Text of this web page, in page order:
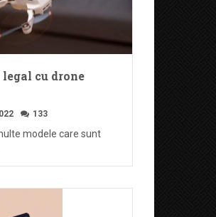
cu drone
133
modele care sunt